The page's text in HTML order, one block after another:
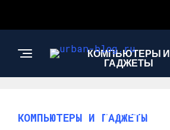
КОМПЬЮТЕРЫ И
ГАДЖЕТЫ
НОВОСТИ
КОМПЬЮТЕРЫ И ГАДЖЕТЫ